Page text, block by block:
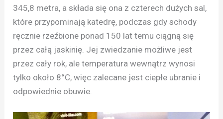
345,8 metra, a składa się ona z czterech dużych sal,
które przypominają katedrę, podczas gdy schody
ręcznie rzeźbione ponad 150 lat temu ciągną się
przez całą jaskinię. Jej zwiedzanie możliwe jest
przez cały rok, ale temperatura wewnątrz wynosi
tylko około 8°C, więc zalecane jest ciepłe ubranie i
odpowiednie obuwie.